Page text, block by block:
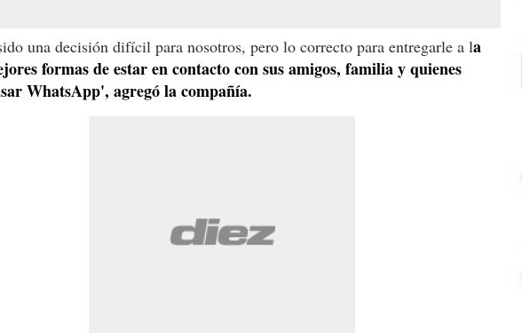
una decisión difícil para nosotros, pero lo correcto para entregarle a la
formas de estar en contacto con sus amigos, familia y quienes
WhatsApp', agregó la compañía.